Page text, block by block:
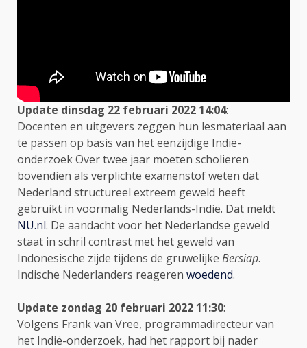
Update dinsdag 22 februari 2022 14:04:
Docenten en uitgevers zeggen hun lesmateriaal aan
te passen op basis van het eenzijdige Indië-
onderzoek Over twee jaar moeten scholieren
bovendien als verplichte examenstof weten dat
Nederland structureel extreem geweld heeft
gebruikt in voormalig Nederlands-Indië. Dat meldt
NU.nl. De aandacht voor het Nederlandse geweld
staat in schril contrast met het geweld van
Indonesische zijde tijdens de gruwelijke Bersiap.
Indische Nederlanders reageren woedend.
Update zondag 20 februari 2022 11:30:
Volgens Frank van Vree, programmadirecteur van
het Indië-onderzoek, had het rapport bij nader